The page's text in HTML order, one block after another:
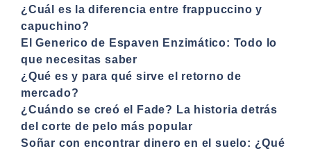
¿Cuál es la diferencia entre frappuccino y
capuchino?
El Generico de Espaven Enzimático: Todo lo
que necesitas saber
¿Qué es y para qué sirve el retorno de
mercado?
¿Cuándo se creó el Fade? La historia detrás
del corte de pelo más popular
Soñar con encontrar dinero en el suelo: ¿Qué